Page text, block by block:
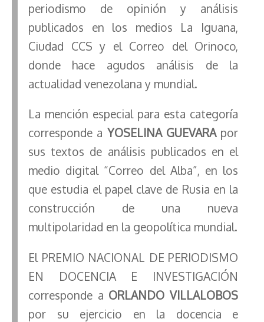
periodismo de opinión y análisis
publicados en los medios La Iguana,
Ciudad CCS y el Correo del Orinoco,
donde hace agudos análisis de la
actualidad venezolana y mundial.
La mención especial para esta categoría
corresponde a YOSELINA GUEVARApor
sus textos de análisis publicados en el
medio digital “Correo del Alba”, en los
que estudia el papel clave de Rusia en la
construcción de una nueva
multipolaridad en la geopolítica mundial.
El PREMIO NACIONAL DE PERIODISMO
EN DOCENCIA E INVESTIGACIÓN
corresponde a ORLANDO VILLALOBOS
por su ejercicio en la docencia e